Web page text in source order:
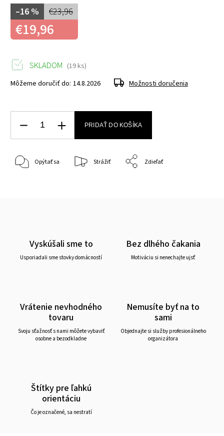
€23,96
–16 %
€19,96
SKLADOM (19 ks)
Môžeme doručiť do: 14.8.2026 Možnosti doručenia
PRIDAŤ DO KOŠÍKA
Opýtať sa Strážiť Zdieľať
Vyskúšali sme to
Usporiadali sme stovky domácností
Bez dlhého čakania
Motiváciu si nenechajte ujsť
Vrátenie nevhodného
tovaru
Svoju sťažnosť s nami môžete vybaviť
osobne a bezodkladne
Nemusíte byť na to
sami
Objednajte si služby profesionálneho
organizátora
Štítky pre ľahkú
orientáciu
Čo je označené, sa nestratí